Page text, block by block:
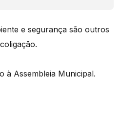
e segurança são outros
à Assembleia Municipal.